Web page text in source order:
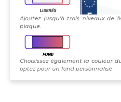
Ajoutez jusqu'à trois niveaux de
plaque.
Choisissez également la couleur
optez pour un fond personnalisé